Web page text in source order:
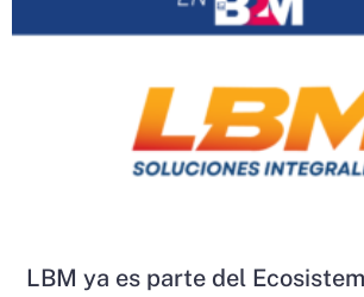
LBM ya es parte del